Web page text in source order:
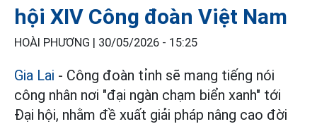
hội XIV Công đoàn Việt Nam
HOÀI PHƯƠNG | 30/05/2026 - 15:25
Gia Lai - Công đoàn tỉnh sẽ mang tiếng nói
công nhân nơi "đại ngàn chạm biển xanh" tới
Đại hội, nhằm đề xuất giải pháp nâng cao đời